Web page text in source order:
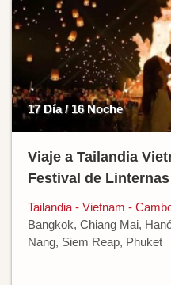
17 Día / 16 Noche
Viaje a Tailandia
Festival de Linternas
Tailandia - Vietnam -
Bangkok, Chiang Mai,
Nang, Siem Reap, Phuket